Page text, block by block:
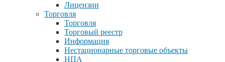
Лицензии
Торговля
Торговля
Торговый реестр
Информация
Нестационарные торговые объекты
НПА